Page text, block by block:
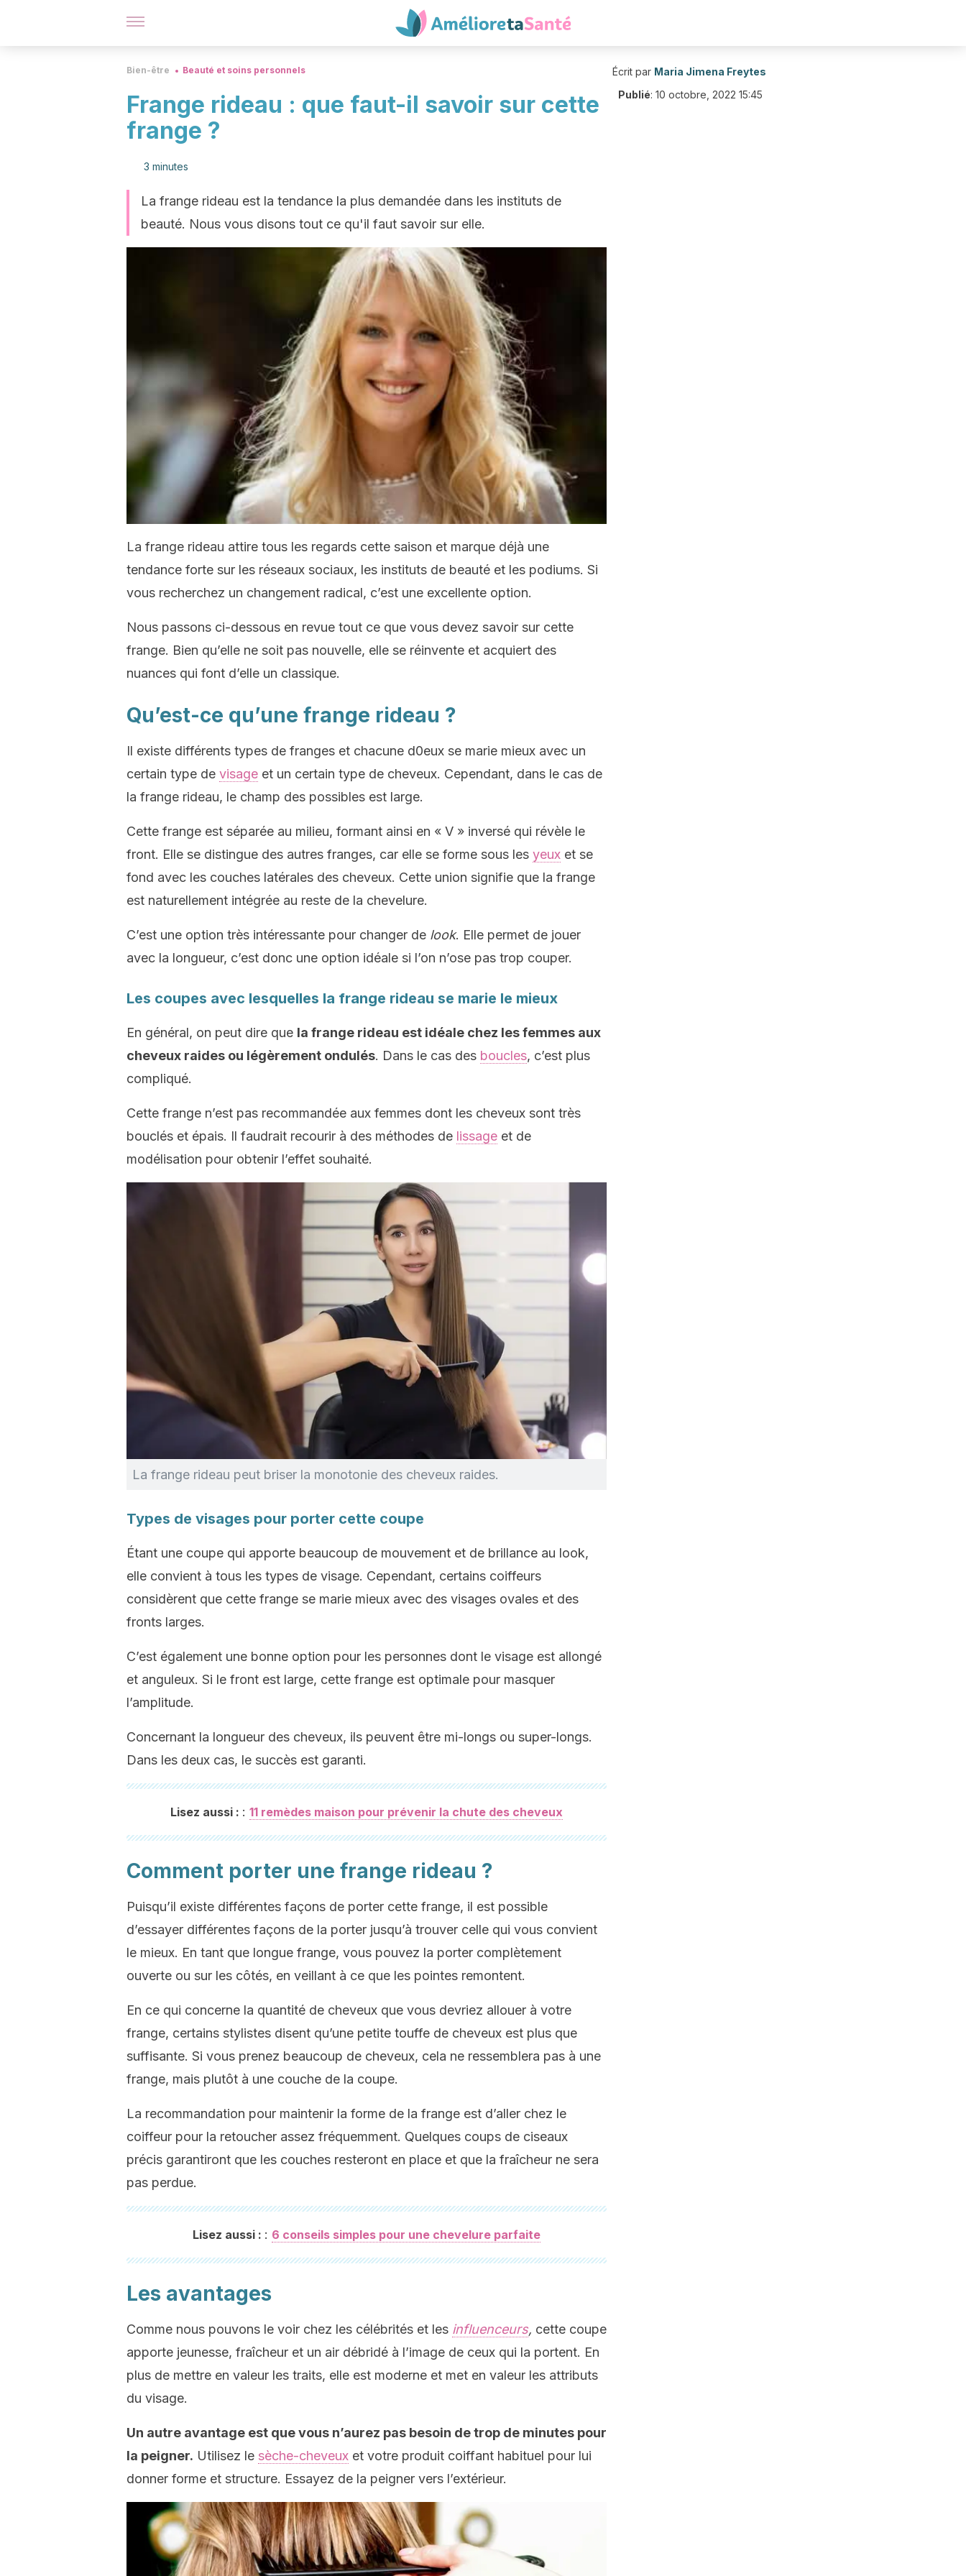
Bien-être Beauté et soins personnels
Frange rideau : que faut-il savoir sur cette
frange ?
3 minutes
La frange rideau est la tendance la plus demandée dans les instituts de
beauté. Nous vous disons tout ce qu'il faut savoir sur elle.
La frange rideau attire tous les regards cette saison et marque déjà une
tendance forte sur les réseaux sociaux, les instituts de beauté et les podiums. Si
vous recherchez un changement radical, c’est une excellente option.
Nous passons ci-dessous en revue tout ce que vous devez savoir sur cette
frange. Bien qu’elle ne soit pas nouvelle, elle se réinvente et acquiert des
nuances qui font d’elle un classique.
Qu’est-ce qu’une frange rideau ?
Il existe différents types de franges et chacune d0eux se marie mieux avec un
certain type de visage et un certain type de cheveux. Cependant, dans le cas de
la frange rideau, le champ des possibles est large.
Cette frange est séparée au milieu, formant ainsi en « V » inversé qui révèle le
front. Elle se distingue des autres franges, car elle se forme sous les yeux et se
fond avec les couches latérales des cheveux. Cette union signifie que la frange
est naturellement intégrée au reste de la chevelure.
C’est une option très intéressante pour changer de look. Elle permet de jouer
avec la longueur, c’est donc une option idéale si l’on n’ose pas trop couper.
Les coupes avec lesquelles la frange rideau se marie le mieux
En général, on peut dire que la frange rideau est idéale chez les femmes aux
cheveux raides ou légèrement ondulés. Dans le cas des boucles, c’est plus
compliqué.
Cette frange n’est pas recommandée aux femmes dont les cheveux sont très
bouclés et épais. Il faudrait recourir à des méthodes de lissage et de
modélisation pour obtenir l’effet souhaité.
La frange rideau peut briser la monotonie des cheveux raides.
Types de visages pour porter cette coupe
Étant une coupe qui apporte beaucoup de mouvement et de brillance au look,
elle convient à tous les types de visage. Cependant, certains coiffeurs
considèrent que cette frange se marie mieux avec des visages ovales et des
fronts larges.
C’est également une bonne option pour les personnes dont le visage est allongé
et anguleux. Si le front est large, cette frange est optimale pour masquer
l’amplitude.
Concernant la longueur des cheveux, ils peuvent être mi-longs ou super-longs.
Dans les deux cas, le succès est garanti.
Lisez aussi : : 11 remèdes maison pour prévenir la chute des cheveux
Comment porter une frange rideau ?
Puisqu’il existe différentes façons de porter cette frange, il est possible
d’essayer différentes façons de la porter jusqu’à trouver celle qui vous convient
le mieux. En tant que longue frange, vous pouvez la porter complètement
ouverte ou sur les côtés, en veillant à ce que les pointes remontent.
En ce qui concerne la quantité de cheveux que vous devriez allouer à votre
frange, certains stylistes disent qu’une petite touffe de cheveux est plus que
suffisante. Si vous prenez beaucoup de cheveux, cela ne ressemblera pas à une
frange, mais plutôt à une couche de la coupe.
La recommandation pour maintenir la forme de la frange est d’aller chez le
coiffeur pour la retoucher assez fréquemment. Quelques coups de ciseaux
précis garantiront que les couches resteront en place et que la fraîcheur ne sera
pas perdue.
Lisez aussi : : 6 conseils simples pour une chevelure parfaite
Les avantages
Comme nous pouvons le voir chez les célébrités et les influenceurs, cette coupe
apporte jeunesse, fraîcheur et un air débridé à l’image de ceux qui la portent. En
plus de mettre en valeur les traits, elle est moderne et met en valeur les attributs
du visage.
Un autre avantage est que vous n’aurez pas besoin de trop de minutes pour
la peigner. Utilisez le sèche-cheveux et votre produit coiffant habituel pour lui
donner forme et structure. Essayez de la peigner vers l’extérieur.
Écrit par Maria Jimena Freytes
Publié: 10 octobre, 2022 15:45